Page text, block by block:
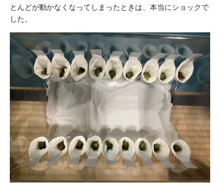
とんどが動かなくなってしまったときは、本当にショックで
した。